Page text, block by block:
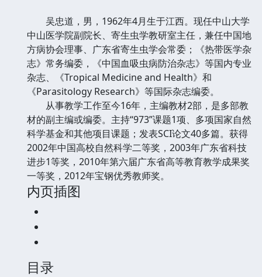
吴忠道，男，1962年4月生于江西。现任中山大学
中山医学院副院长、寄生虫学教研室主任，兼任中国地
方病协会理事、广东省寄生虫学会常委；《热带医学杂
志》常务编委，《中国血吸虫病防治杂志》等国内专业
杂志、《Tropical Medicine and Health》和
《Parasitology Research》等国际杂志编委。
从事教学工作至今16年，主编教材2部，是多部教
材的副主编或编委。主持“973”课题1项、多项国家自然
科学基金和其他项目课题；发表SCI论文40多篇。获得
2002年中国高校自然科学二等奖，2003年广东省科技
进步1等奖，2010年第六届广东省高等教育教学成果奖
一等奖，2012年宝钢优秀教师奖。
内页插图
目录